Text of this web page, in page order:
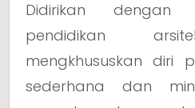
Didirikan
pendidikan
mengkhususkan diri
sederhana dan